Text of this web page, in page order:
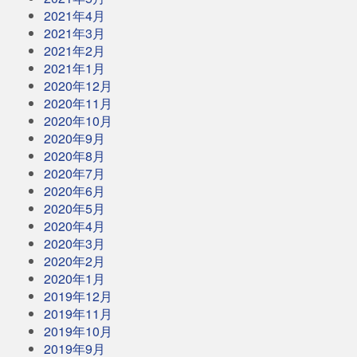
2021年4月
2021年3月
2021年2月
2021年1月
2020年12月
2020年11月
2020年10月
2020年9月
2020年8月
2020年7月
2020年6月
2020年5月
2020年4月
2020年3月
2020年2月
2020年1月
2019年12月
2019年11月
2019年10月
2019年9月